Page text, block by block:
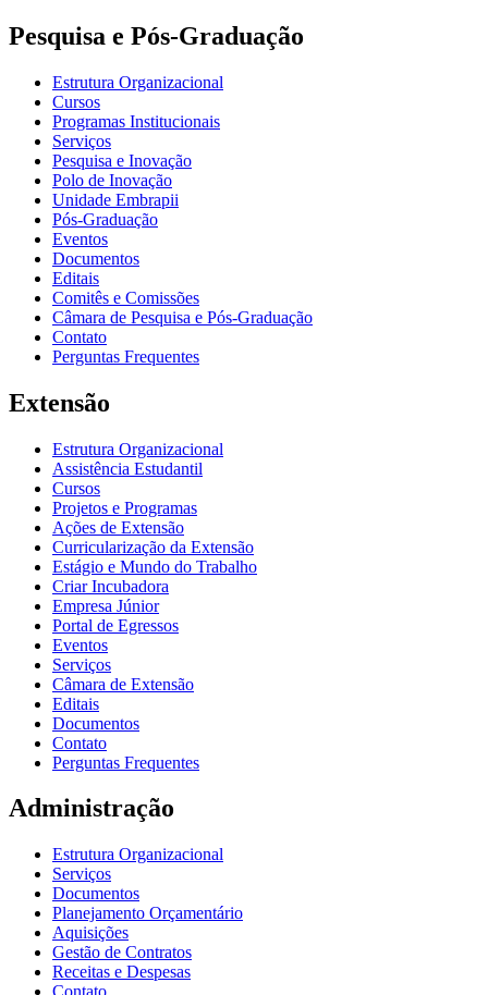
Pesquisa e Pós-Graduação
Estrutura Organizacional
Cursos
Programas Institucionais
Serviços
Pesquisa e Inovação
Polo de Inovação
Unidade Embrapii
Pós-Graduação
Eventos
Documentos
Editais
Comitês e Comissões
Câmara de Pesquisa e Pós-Graduação
Contato
Perguntas Frequentes
Extensão
Estrutura Organizacional
Assistência Estudantil
Cursos
Projetos e Programas
Ações de Extensão
Curricularização da Extensão
Estágio e Mundo do Trabalho
Criar Incubadora
Empresa Júnior
Portal de Egressos
Eventos
Serviços
Câmara de Extensão
Editais
Documentos
Contato
Perguntas Frequentes
Administração
Estrutura Organizacional
Serviços
Documentos
Planejamento Orçamentário
Aquisições
Gestão de Contratos
Receitas e Despesas